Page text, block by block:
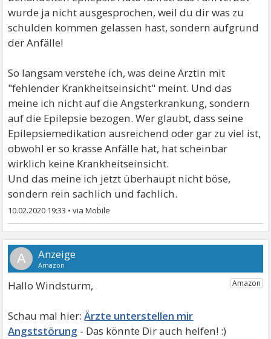
wurde ja nicht ausgesprochen, weil du dir was zu
schulden kommen gelassen hast, sondern aufgrund
der Anfälle!
So langsam verstehe ich, was deine Ärztin mit
"fehlender Krankheitseinsicht" meint. Und das
meine ich nicht auf die Angsterkrankung, sondern
auf die Epilepsie bezogen. Wer glaubt, dass seine
Epilepsiemedikation ausreichend oder gar zu viel ist,
obwohl er so krasse Anfälle hat, hat scheinbar
wirklich keine Krankheitseinsicht.
Und das meine ich jetzt überhaupt nicht böse,
sondern rein sachlich und fachlich.
10.02.2020 19:33 •
A
Hallo Windsturm,
Ärzte unterstellen mir
Angststörung